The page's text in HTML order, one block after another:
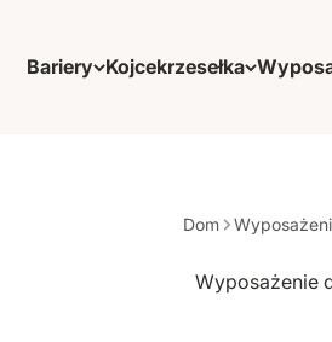
Bariery Kojcekrzesełka
Dom